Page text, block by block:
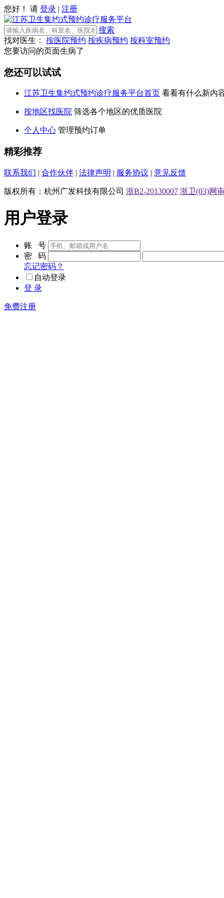
您好！ 请 登录 | 注册
搜索
找对医生：
按医院预约 按疾病预约 按科室预约
您要访问的页面生病了
您还可以试试
江苏卫生集约式预约诊疗服务平台首页 看看有什么新内
按地区找医院 筛选各个地区的优质医院
个人中心 管理预约订单
精彩推荐
联系我们 | 合作伙伴 | 法律声明 | 服务协议 | 意见反馈
版权所有：杭州广发科技有限公司 浙B2-20130007 浙卫(03)网
用户登录
账 号
密 码
忘记密码？
自动登录
登 录
免费注册